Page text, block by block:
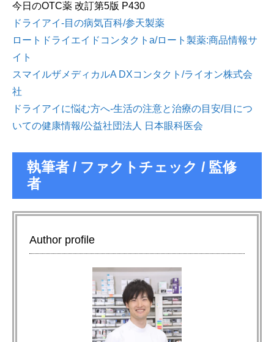
今日のOTC薬 改訂第5版 P430
ドライアイ-目の病気百科/参天製薬
ロートドライエイドコンタクトa/ロート製薬:商品情報サ
イト
スマイルザメディカルA DXコンタクト/ライオン株式会
社
ドライアイに悩む方へ-生活の注意と治療の目安/目につ
いての健康情報/公益社団法人 日本眼科医会
執筆者 / ファクトチェック / 監修
者
Author profile